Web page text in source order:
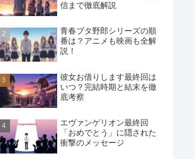
信まで徹底解説
青春ブタ野郎シリーズの順
番は？アニメも映画も全解
説！
彼女お借りします最終回は
いつ？完結時期と結末を徹
底考察
エヴァンゲリオン最終回
「おめでとう」に隠された
衝撃のメッセージ